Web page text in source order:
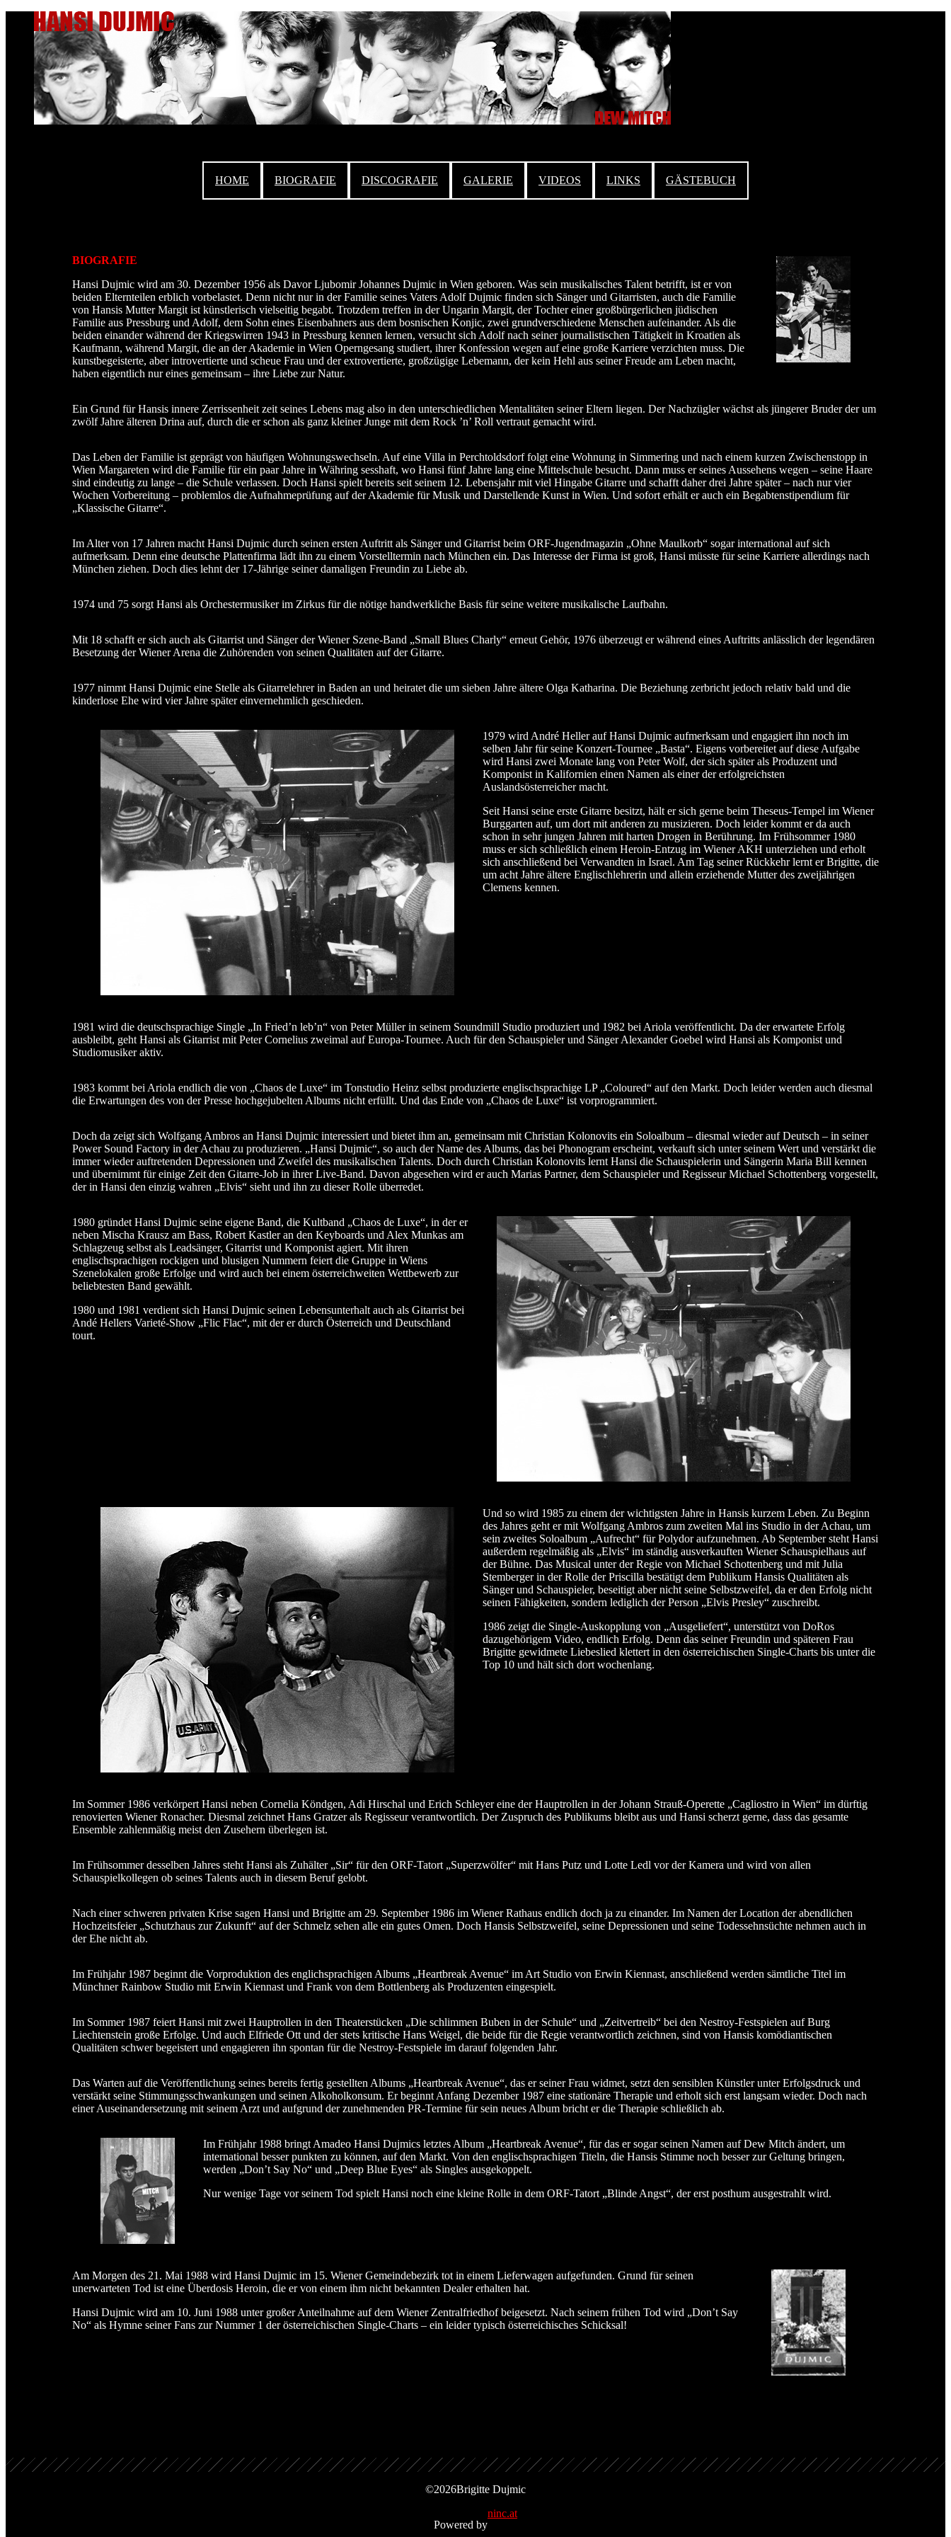
HOME BIOGRAFIE DISCOGRAFIE GALERIE VIDEOS LINKS GÄSTEBUCH
BIOGRAFIE
Hansi Dujmic wird am 30. Dezember 1956 als Davor Ljubomir Johannes Dujmic in Wien geboren. Was sein musikalisches Talent betrifft, ist er von
beiden Elternteilen erblich vorbelastet. Denn nicht nur in der Familie seines Vaters Adolf Dujmic finden sich Sänger und Gitarristen, auch die Familie
von Hansis Mutter Margit ist künstlerisch vielseitig begabt. Trotzdem treffen in der Ungarin Margit, der Tochter einer großbürgerlichen jüdischen
Familie aus Pressburg und Adolf, dem Sohn eines Eisenbahners aus dem bosnischen Konjic, zwei grundverschiedene Menschen aufeinander. Als die
beiden einander während der Kriegswirren 1943 in Pressburg kennen lernen, versucht sich Adolf nach seiner journalistischen Tätigkeit in Kroatien als
Kaufmann, während Margit, die an der Akademie in Wien Operngesang studiert, ihrer Konfession wegen auf eine große Karriere verzichten muss. Die
kunstbegeisterte, aber introvertierte und scheue Frau und der extrovertierte, großzügige Lebemann, der kein Hehl aus seiner Freude am Leben macht,
haben eigentlich nur eines gemeinsam – ihre Liebe zur Natur.
Ein Grund für Hansis innere Zerrissenheit zeit seines Lebens mag also in den unterschiedlichen Mentalitäten seiner Eltern liegen. Der Nachzügler wächst als jüngerer Bruder der um
zwölf Jahre älteren Drina auf, durch die er schon als ganz kleiner Junge mit dem Rock ’n’ Roll vertraut gemacht wird.
Das Leben der Familie ist geprägt von häufigen Wohnungswechseln. Auf eine Villa in Perchtoldsdorf folgt eine Wohnung in Simmering und nach einem kurzen Zwischenstopp in
Wien Margareten wird die Familie für ein paar Jahre in Währing sesshaft, wo Hansi fünf Jahre lang eine Mittelschule besucht. Dann muss er seines Aussehens wegen – seine Haare
sind eindeutig zu lange – die Schule verlassen. Doch Hansi spielt bereits seit seinem 12. Lebensjahr mit viel Hingabe Gitarre und schafft daher drei Jahre später – nach nur vier
Wochen Vorbereitung – problemlos die Aufnahmeprüfung auf der Akademie für Musik und Darstellende Kunst in Wien. Und sofort erhält er auch ein Begabtenstipendium für
„Klassische Gitarre“.
Im Alter von 17 Jahren macht Hansi Dujmic durch seinen ersten Auftritt als Sänger und Gitarrist beim ORF-Jugendmagazin „Ohne Maulkorb“ sogar international auf sich
aufmerksam. Denn eine deutsche Plattenfirma lädt ihn zu einem Vorstelltermin nach München ein. Das Interesse der Firma ist groß, Hansi müsste für seine Karriere allerdings nach
München ziehen. Doch dies lehnt der 17-Jährige seiner damaligen Freundin zu Liebe ab.
1974 und 75 sorgt Hansi als Orchestermusiker im Zirkus für die nötige handwerkliche Basis für seine weitere musikalische Laufbahn.
Mit 18 schafft er sich auch als Gitarrist und Sänger der Wiener Szene-Band „Small Blues Charly“ erneut Gehör, 1976 überzeugt er während eines Auftritts anlässlich der legendären
Besetzung der Wiener Arena die Zuhörenden von seinen Qualitäten auf der Gitarre.
1977 nimmt Hansi Dujmic eine Stelle als Gitarrelehrer in Baden an und heiratet die um sieben Jahre ältere Olga Katharina. Die Beziehung zerbricht jedoch relativ bald und die
kinderlose Ehe wird vier Jahre später einvernehmlich geschieden.
1979 wird André Heller auf Hansi Dujmic aufmerksam und engagiert ihn noch im
selben Jahr für seine Konzert-Tournee „Basta“. Eigens vorbereitet auf diese Aufgabe
wird Hansi zwei Monate lang von Peter Wolf, der sich später als Produzent und
Komponist in Kalifornien einen Namen als einer der erfolgreichsten
Auslandsösterreicher macht.
Seit Hansi seine erste Gitarre besitzt, hält er sich gerne beim Theseus-Tempel im Wiener
Burggarten auf, um dort mit anderen zu musizieren. Doch leider kommt er da auch
schon in sehr jungen Jahren mit harten Drogen in Berührung. Im Frühsommer 1980
muss er sich schließlich einem Heroin-Entzug im Wiener AKH unterziehen und erholt
sich anschließend bei Verwandten in Israel. Am Tag seiner Rückkehr lernt er Brigitte, die
um acht Jahre ältere Englischlehrerin und allein erziehende Mutter des zweijährigen
Clemens kennen.
1981 wird die deutschsprachige Single „In Fried’n leb’n“ von Peter Müller in seinem Soundmill Studio produziert und 1982 bei Ariola veröffentlicht. Da der erwartete Erfolg
ausbleibt, geht Hansi als Gitarrist mit Peter Cornelius zweimal auf Europa-Tournee. Auch für den Schauspieler und Sänger Alexander Goebel wird Hansi als Komponist und
Studiomusiker aktiv.
1983 kommt bei Ariola endlich die von „Chaos de Luxe“ im Tonstudio Heinz selbst produzierte englischsprachige LP „Coloured“ auf den Markt. Doch leider werden auch diesmal
die Erwartungen des von der Presse hochgejubelten Albums nicht erfüllt. Und das Ende von „Chaos de Luxe“ ist vorprogrammiert.
Doch da zeigt sich Wolfgang Ambros an Hansi Dujmic interessiert und bietet ihm an, gemeinsam mit Christian Kolonovits ein Soloalbum – diesmal wieder auf Deutsch – in seiner
Power Sound Factory in der Achau zu produzieren. „Hansi Dujmic“, so auch der Name des Albums, das bei Phonogram erscheint, verkauft sich unter seinem Wert und verstärkt die
immer wieder auftretenden Depressionen und Zweifel des musikalischen Talents. Doch durch Christian Kolonovits lernt Hansi die Schauspielerin und Sängerin Maria Bill kennen
und übernimmt für einige Zeit den Gitarre-Job in ihrer Live-Band. Davon abgesehen wird er auch Marias Partner, dem Schauspieler und Regisseur Michael Schottenberg vorgestellt,
der in Hansi den einzig wahren „Elvis“ sieht und ihn zu dieser Rolle überredet.
1980 gründet Hansi Dujmic seine eigene Band, die Kultband „Chaos de Luxe“, in der er
neben Mischa Krausz am Bass, Robert Kastler an den Keyboards und Alex Munkas am
Schlagzeug selbst als Leadsänger, Gitarrist und Komponist agiert. Mit ihren
englischsprachigen rockigen und blusigen Nummern feiert die Gruppe in Wiens
Szenelokalen große Erfolge und wird auch bei einem österreichweiten Wettbewerb zur
beliebtesten Band gewählt.
1980 und 1981 verdient sich Hansi Dujmic seinen Lebensunterhalt auch als Gitarrist bei
Andé Hellers Varieté-Show „Flic Flac“, mit der er durch Österreich und Deutschland
tourt.
Und so wird 1985 zu einem der wichtigsten Jahre in Hansis kurzem Leben. Zu Beginn
des Jahres geht er mit Wolfgang Ambros zum zweiten Mal ins Studio in der Achau, um
sein zweites Soloalbum „Aufrecht“ für Polydor aufzunehmen. Ab September steht Hansi
außerdem regelmäßig als „Elvis“ im ständig ausverkauften Wiener Schauspielhaus auf
der Bühne. Das Musical unter der Regie von Michael Schottenberg und mit Julia
Stemberger in der Rolle der Priscilla bestätigt dem Publikum Hansis Qualitäten als
Sänger und Schauspieler, beseitigt aber nicht seine Selbstzweifel, da er den Erfolg nicht
seinen Fähigkeiten, sondern lediglich der Person „Elvis Presley“ zuschreibt.
1986 zeigt die Single-Auskopplung von „Ausgeliefert“, unterstützt von DoRos
dazugehörigem Video, endlich Erfolg. Denn das seiner Freundin und späteren Frau
Brigitte gewidmete Liebeslied klettert in den österreichischen Single-Charts bis unter die
Top 10 und hält sich dort wochenlang.
Im Sommer 1986 verkörpert Hansi neben Cornelia Köndgen, Adi Hirschal und Erich Schleyer eine der Hauptrollen in der Johann Strauß-Operette „Cagliostro in Wien“ im dürftig
renovierten Wiener Ronacher. Diesmal zeichnet Hans Gratzer als Regisseur verantwortlich. Der Zuspruch des Publikums bleibt aus und Hansi scherzt gerne, dass das gesamte
Ensemble zahlenmäßig meist den Zusehern überlegen ist.
Im Frühsommer desselben Jahres steht Hansi als Zuhälter „Sir“ für den ORF-Tatort „Superzwölfer“ mit Hans Putz und Lotte Ledl vor der Kamera und wird von allen
Schauspielkollegen ob seines Talents auch in diesem Beruf gelobt.
Nach einer schweren privaten Krise sagen Hansi und Brigitte am 29. September 1986 im Wiener Rathaus endlich doch ja zu einander. Im Namen der Location der abendlichen
Hochzeitsfeier „Schutzhaus zur Zukunft“ auf der Schmelz sehen alle ein gutes Omen. Doch Hansis Selbstzweifel, seine Depressionen und seine Todessehnsüchte nehmen auch in
der Ehe nicht ab.
Im Frühjahr 1987 beginnt die Vorproduktion des englichsprachigen Albums „Heartbreak Avenue“ im Art Studio von Erwin Kiennast, anschließend werden sämtliche Titel im
Münchner Rainbow Studio mit Erwin Kiennast und Frank von dem Bottlenberg als Produzenten eingespielt.
Im Sommer 1987 feiert Hansi mit zwei Hauptrollen in den Theaterstücken „Die schlimmen Buben in der Schule“ und „Zeitvertreib“ bei den Nestroy-Festspielen auf Burg
Liechtenstein große Erfolge. Und auch Elfriede Ott und der stets kritische Hans Weigel, die beide für die Regie verantwortlich zeichnen, sind von Hansis komödiantischen
Qualitäten schwer begeistert und engagieren ihn spontan für die Nestroy-Festspiele im darauf folgenden Jahr.
Das Warten auf die Veröffentlichung seines bereits fertig gestellten Albums „Heartbreak Avenue“, das er seiner Frau widmet, setzt den sensiblen Künstler unter Erfolgsdruck und
verstärkt seine Stimmungsschwankungen und seinen Alkoholkonsum. Er beginnt Anfang Dezember 1987 eine stationäre Therapie und erholt sich erst langsam wieder. Doch nach
einer Auseinandersetzung mit seinem Arzt und aufgrund der zunehmenden PR-Termine für sein neues Album bricht er die Therapie schließlich ab.
Im Frühjahr 1988 bringt Amadeo Hansi Dujmics letztes Album „Heartbreak Avenue“, für das er sogar seinen Namen auf Dew Mitch ändert, um
international besser punkten zu können, auf den Markt. Von den englischsprachigen Titeln, die Hansis Stimme noch besser zur Geltung bringen,
werden „Don’t Say No“ und „Deep Blue Eyes“ als Singles ausgekoppelt.
Nur wenige Tage vor seinem Tod spielt Hansi noch eine kleine Rolle in dem ORF-Tatort „Blinde Angst“, der erst posthum ausgestrahlt wird.
Am Morgen des 21. Mai 1988 wird Hansi Dujmic im 15. Wiener Gemeindebezirk tot in einem Lieferwagen aufgefunden. Grund für seinen
unerwarteten Tod ist eine Überdosis Heroin, die er von einem ihm nicht bekannten Dealer erhalten hat.
Hansi Dujmic wird am 10. Juni 1988 unter großer Anteilnahme auf dem Wiener Zentralfriedhof beigesetzt. Nach seinem frühen Tod wird „Don’t Say
No“ als Hymne seiner Fans zur Nummer 1 der österreichischen Single-Charts – ein leider typisch österreichisches Schicksal!
©2026Brigitte Dujmic
Powered by
ninc.at